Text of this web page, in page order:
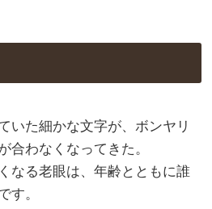
いた細かな文字が、ボンヤリ
合わなくなってきた。
なる老眼は、年齢とともに誰
す。